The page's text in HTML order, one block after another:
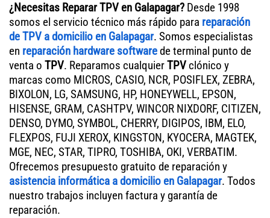
¿Necesitas Reparar TPV en Galapagar? Desde 1998
somos el servicio técnico más rápido para reparación
deTPV a domicilio en Galapagar. Somos especialistas
en reparación hardware softwarede terminal punto de
venta o TPV. Reparamos cualquierTPV clónico y
marcas como MICROS, CASIO, NCR, POSIFLEX, ZEBRA,
BIXOLON, LG, SAMSUNG, HP, HONEYWELL, EPSON,
HISENSE, GRAM, CASHTPV, WINCOR NIXDORF, CITIZEN,
DENSO, DYMO, SYMBOL, CHERRY, DIGIPOS, IBM, ELO,
FLEXPOS, FUJI XEROX, KINGSTON, KYOCERA, MAGTEK,
MGE, NEC, STAR, TIPRO, TOSHIBA, OKI, VERBATIM.
Ofrecemos presupuesto gratuito de reparación y
asistencia informática a domicilio en Galapagar. Todos
nuestro trabajos incluyen factura y garantía de
reparación.